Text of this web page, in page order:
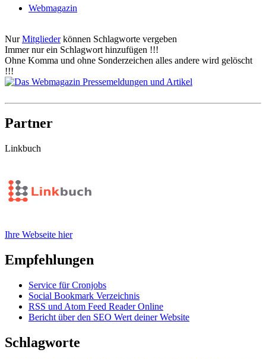
Webmagazin
NurMitgliederkönnen Schlagworte vergeben
Immer nur ein Schlagwort hinzufügen !!!
Ohne Komma und ohne Sonderzeichen alles andere wird gelöscht
!!!
Partner
Linkbuch
Ihre Webseite hier
Empfehlungen
Service für Cronjobs
Social Bookmark Verzeichnis
RSS und Atom Feed Reader Online
Bericht über den SEO Wert deiner Website
Schlagworte